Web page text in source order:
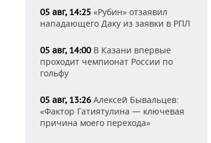
05 авг, 14:25 «Рубин» отзаявил
нападающего Даку из заявки в РПЛ
05 авг, 14:00В Казани впервые
проходит чемпионат России по
гольфу
05 авг, 13:26 Алексей Бывальцев:
«Фактор Гатиятулина — ключевая
причина моего перехода»